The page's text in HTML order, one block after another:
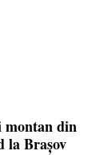
montan din
la Brașov